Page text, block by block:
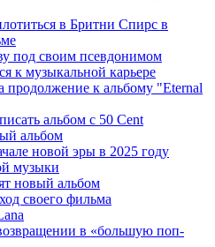
в Бритни Спирс в
под своим псевдонимом
к музыкальной карьере
продолжение к альбому "Eternal
альбом с 50 Cent
альбом
новой эры в 2025 году
музыки
новый альбом
своего фильма
в «большую поп-